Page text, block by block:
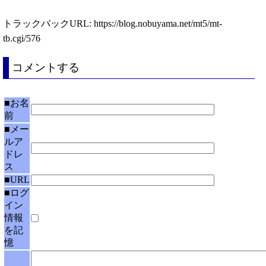
トラックバックURL: https://blog.nobuyama.net/mt5/mt-
tb.cgi/576
コメントする
■お名
前
■メー
ルア
ドレ
ス
■URL
■ログ
イン
情報
を記
憶